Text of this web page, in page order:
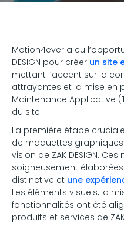
Motion4ever a eu
DESIGN pour créer un site
mettant l’accent sur la
attrayantes et la mise en
Maintenance Applicative
du site.
La première étape
de maquettes graphiques
vision de ZAK DESIGN.
soigneusement
distinctive et une
Les éléments visuels, la
fonctionnalités ont été
produits et services de ZAK